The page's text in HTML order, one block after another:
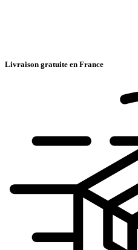
Livraison gratuite en France